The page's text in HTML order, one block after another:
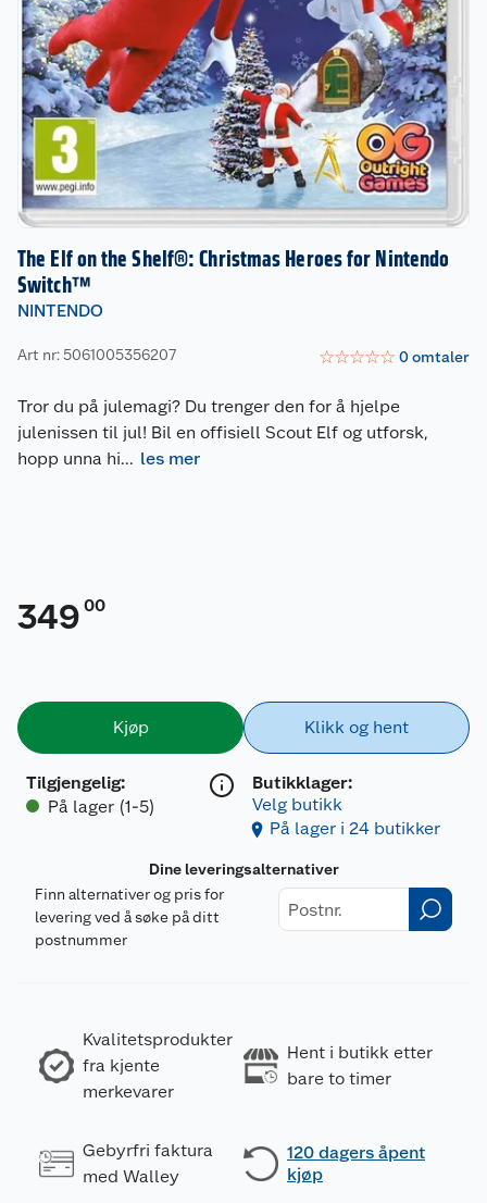
The Elf on the Shelf®: Christmas Heroes for Nintendo
Switch™
NINTENDO
Art nr: 5061005356207 ☆☆☆☆☆ 0omtaler
Tror du på julemagi? Du trenger den for å hjelpe
julenissen til jul! Bil en offisiell Scout Elf og utforsk,
hopp unna hi... les mer
349 00
Kjøp
Tilgjengelig:
På lager (1-5)
Klikk og hent
Butikklager:
Velg butikk
På lager i 24 butikker
Dine leveringsalternativer
Finn alternativer og pris for
levering ved å søke på ditt
postnummer
Kvalitetsprodukter
fra kjente
merkevarer
Hent i butikk etter
bare to timer
Gebyrfri faktura
med Walley
120 dagers åpent
kjøp